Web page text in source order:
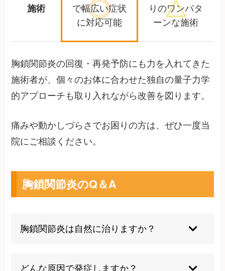
施術
で幅広い症状
に対応可能
りのワンパタ
ーンな施術
胸鎖関節炎の回復・再発予防にも力を入れてきた
施術者が、個々のお体に合わせた独自の量子力学
的アプローチも取り入れながら改善を図ります。
痛みや動かしづらさでお困りの方は、ぜひ一度当
院にご相談ください。
胸鎖関節炎のQ＆A
胸鎖関節炎は自然に治りますか？
性化しやすいため痛みや違和感が続く場合は早め
どんな原因で発症しますか？